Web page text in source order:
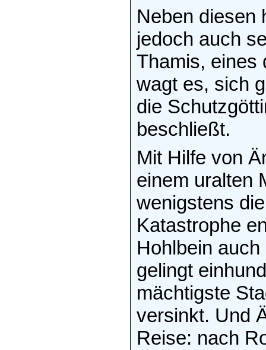
Neben diesen
jedoch auch
Thamis, eines
wagt es, sich
die
beschließt.
Mit Hilfe von
einem uralten
wenigstens
Katastrophe
Hohlbein
gelingt
mächtigste
versinkt. Und
Reise: nach